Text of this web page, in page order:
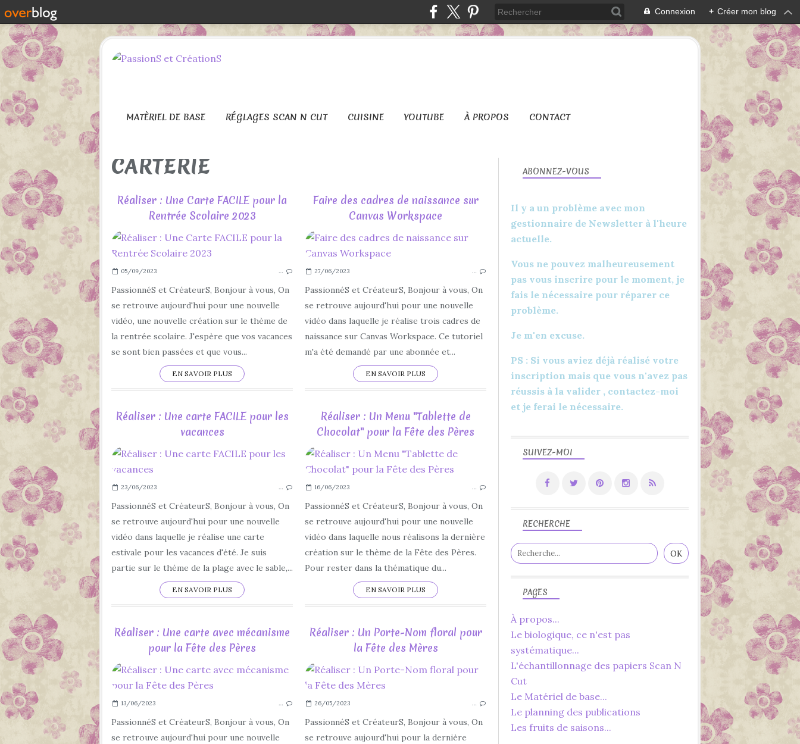
Connexion + Créer mon blog
MATÈRIEL DE BASE RÉGLAGES SCAN N CUT CUISINE YOUTUBE À PROPOS CONTACT
CARTERIE
Réaliser : Une Carte FACILE pour la
Rentrée Scolaire 2023
DIY
RENTRÉE
RENTRÉE SCOLAIRE
2023
LOISIRS CRÉATIFS
SCAN N CUT
BROTHER
05/09/2023 …
PassionnéS et CréateurS, Bonjour à vous, On
se retrouve aujourd'hui pour une nouvelle
vidéo, une nouvelle création sur le thème de
la rentrée scolaire. J'espère que vos vacances
se sont bien passées et que vous...
EN SAVOIR PLUS
Faire des cadres de naissance sur
Canvas Workspace
SCAN N CUT
BROTHER
BROTHER FRANCE
LOISIRS CRÉATIFS
27/06/2023 …
PassionnéS et CréateurS, Bonjour à vous, On
se retrouve aujourd'hui pour une nouvelle
vidéo dans laquelle je réalise trois cadres de
naissance sur Canvas Workspace. Ce tutoriel
m'a été demandé par une abonnée et...
EN SAVOIR PLUS
Réaliser : Une carte FACILE pour les
vacances
CARTE POSTALE
CARTERIE
LOISIRS CRÉATIFS
FAIT MAIN
FAIT MAISON
2023
JUIN
PLAGE
23/06/2023 …
PassionnéS et CréateurS, Bonjour à vous, On
se retrouve aujourd'hui pour une nouvelle
vidéo dans laquelle je réalise une carte
estivale pour les vacances d'été. Je suis
partie sur le thème de la plage avec le sable,...
EN SAVOIR PLUS
Réaliser : Un Menu "Tablette de
Chocolat" pour la Fête des Pères
CARTERIE
FACILE
TUTORIEL
16/06/2023 …
PassionnéS et CréateurS, Bonjour à vous, On
se retrouve aujourd'hui pour une nouvelle
vidéo dans laquelle nous réalisons la dernière
création sur le thème de la Fête des Pères.
Pour rester dans la thématique du...
EN SAVOIR PLUS
Réaliser : Une carte avec mécanisme
pour la Fête des Pères
CARTERIE
FÊTE DES PÈRES
2023
13/06/2023 …
PassionnéS et CréateurS, Bonjour à vous, On
se retrouve aujourd'hui pour une nouvelle
Réaliser : Un Porte-Nom floral pour
la Fête des Mères
LOISIRS CRÉATIFS
26/05/2023 …
PassionnéS et CréateurS, Bonjour à vous, On
se retrouve aujourd'hui pour la dernière
SUIVEZ-MOI
RECHERCHE
PAGES
À propos...
Le biologique, ce n'est pas
systématique...
L'échantillonnage des papiers Scan N
Cut
Le Matériel de base...
Le planning des publications
Les fruits de saisons...
ABONNEZ-VOUS
Il y a un problème avec mon
gestionnaire de Newsletter à l'heure
actuelle.
Vous ne pouvez malheureusement
pas vous inscrire pour le moment, je
fais le nécessaire pour réparer ce
problème.
Je m'en excuse.
PS : Si vous aviez déjà réalisé votre
inscription mais que vous n'avez pas
réussis à la valider , contactez-moi
et je ferai le nécessaire.